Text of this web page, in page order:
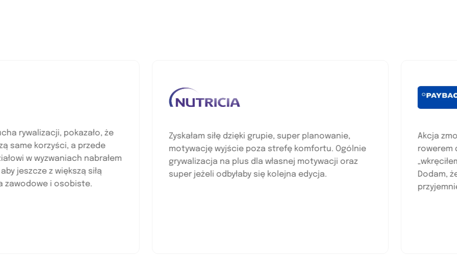
pokazało, że
korzyści, a przede
w wyzwaniach nabrałem
z większą siłą
i osobiste.
Zyskałam siłę dzięki grupie, super planowanie,
motywację wyjście poza strefę komfortu. Ogólnie
grywalizacja na plus dla własnej motywacji oraz
super jeżeli odbyłaby się kolejna edycja.
Akcja
rowerem do
„wkręciłem”
Dodam, że